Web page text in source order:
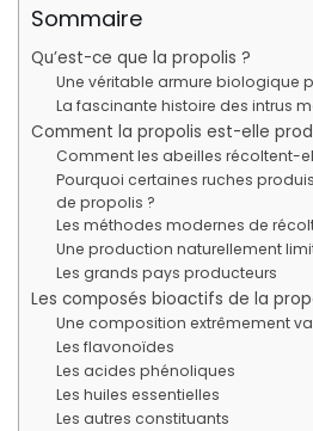
Sommaire
Qu’est-ce que la propolis ?
Une véritable armure biologique
La fascinante histoire des intrus
Comment la propolis est-elle
Comment les abeilles récoltent-
Pourquoi certaines ruches
de propolis ?
Les méthodes modernes de
Une production naturellement
Les grands pays producteurs
Les composés bioactifs de la
Une composition extrêmement
Les flavonoïdes
Les acides phénoliques
Les huiles essentielles
Les autres constituants